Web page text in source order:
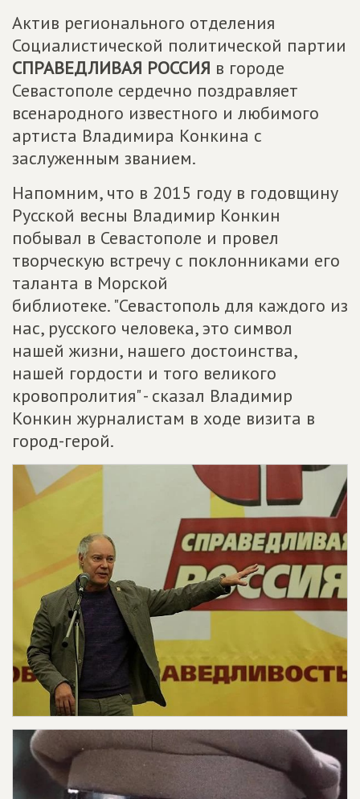
Актив регионального отделения
Социалистической политической партии
СПРАВЕДЛИВАЯ РОССИЯ в городе
Севастополе сердечно поздравляет
всенародного известного и любимого
артиста Владимира Конкина с
заслуженным званием.
Напомним, что в 2015 году в годовщину
Русской весны Владимир Конкин
побывал в Севастополе и провел
творческую встречу с поклонниками его
таланта в Морской
библиотеке. "Севастополь для каждого из
нас, русского человека, это символ
нашей жизни, нашего достоинства,
нашей гордости и того великого
кровопролития" - сказал Владимир
Конкин журналистам в ходе визита в
город-герой.